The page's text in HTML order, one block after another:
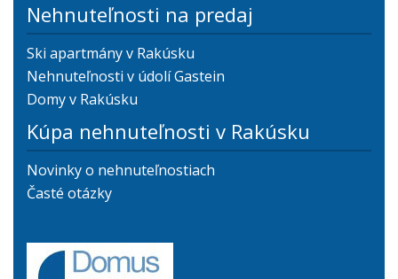
Nehnuteľnosti na predaj
Ski apartmány v Rakúsku
Nehnuteľnosti v údolí Gastein
Domy v Rakúsku
Kúpa nehnuteľnosti v Rakúsku
Novinky o nehnuteľnostiach
Časté otázky